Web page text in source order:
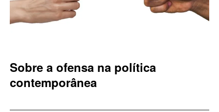
Sobre a ofensa na política
contemporânea